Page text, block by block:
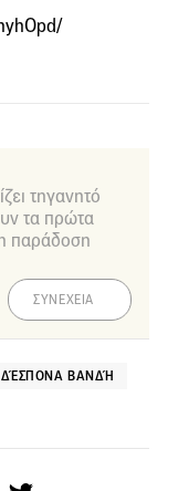
τηγανητό
τα πρώτα
παράδοση
ΣΥΝΕΧΕΙΑ
ΔΈΣΠΟΝΑ ΒΑΝΔΉ